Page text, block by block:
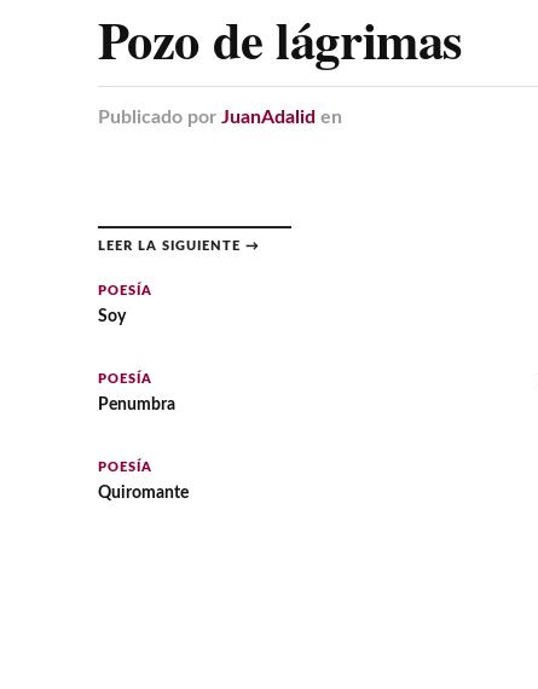
Pozo de lágrimas
Publicado por JuanAdalid en
LEER LA SIGUIENTE →
POESÍA
Soy
POESÍA
Penumbra
POESÍA
Quiromante